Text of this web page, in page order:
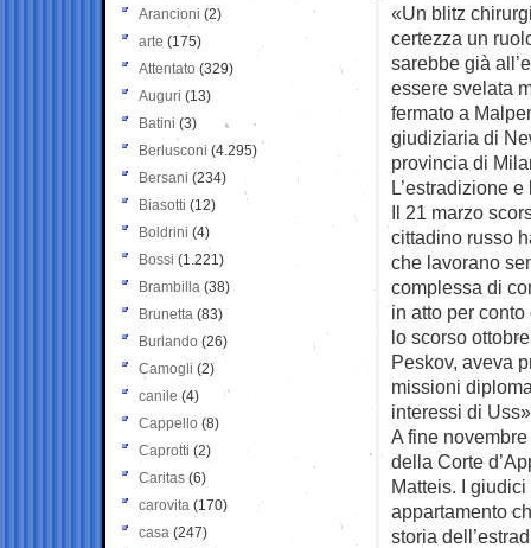
«Un blitz
certezza un
sarebbe già
essere svelata
fermato a
giudiziaria di
provincia di
L’estradizione
Il 21 marzo
cittadino russo
che lavorano
complessa di
in atto per
lo scorso
Peskov, aveva
missioni
interessi di
A fine
della Corte
Matteis. I
appartamento
storia
Arancioni (2)
arte (175)
Attentato (329)
Auguri (13)
Batini (3)
Berlusconi (4.295)
Bersani (234)
Biasotti (12)
Boldrini (4)
Bossi (1.221)
Brambilla (38)
Brunetta (83)
Burlando (26)
Camogli (2)
canile (4)
Cappello (8)
Caprotti (2)
Caritas (6)
carovita (170)
casa (247)